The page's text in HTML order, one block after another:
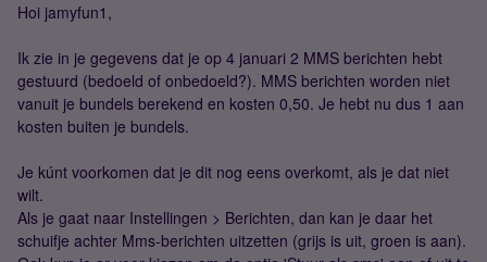
Hoi jamyfun1,
Ik zie in je gegevens dat je op 4 januari 2 MMS berichten hebt
gestuurd (bedoeld of onbedoeld?). MMS berichten worden niet
vanuit je bundels berekend en kosten 0,50. Je hebt nu dus 1 aan
kosten buiten je bundels.
Je kúnt voorkomen dat je dit nog eens overkomt, als je dat niet
wilt.
Als je gaat naar Instellingen > Berichten, dan kan je daar het
schuifje achter Mms-berichten uitzetten (grijs is uit, groen is aan).